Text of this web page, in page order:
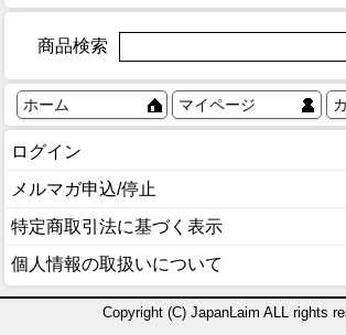
商品検索
ホーム マイページ
ログイン
メルマガ申込/停止
特定商取引法に基づく表示
個人情報の取扱いについて
Copyright (C) JapanLaim ALL rights